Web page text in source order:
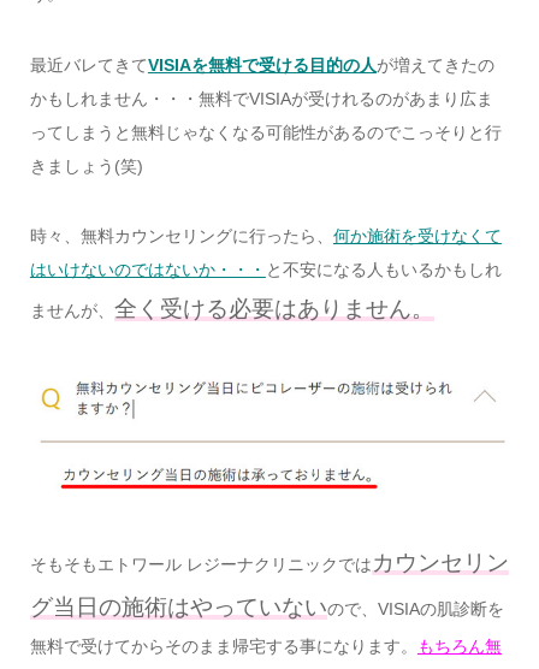
最近バレてきてVISIAを無料で受ける目的の人が増えてきたの
かもしれません・・・ 無料でVISIAが受けれるのがあまり広ま
ってしまうと無料じゃなくなる可能性があるのでこっそりと行
きましょう(笑)
時々、無料カウンセリングに行ったら、 何か施術を受けなくて
はいけないのではないか・・・ と不安になる人もいるかもしれ
ませんが、 全く受ける必要はありません。
そもそもエトワール レジーナクリニックではカウンセリン
グ当日の施術はやっていないので、VISIAの肌診断を
無料で受けてからそのまま帰宅する事になります。
もちろん無